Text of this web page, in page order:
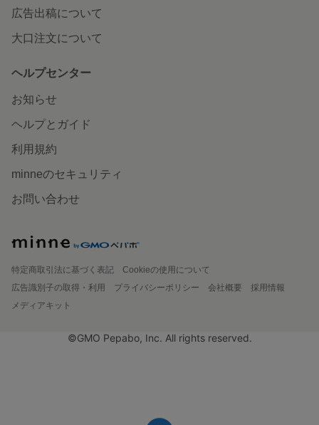
広告出稿について
大口注文について
ヘルプセンター
お知らせ
ヘルプとガイド
利用規約
minneのセキュリティ
お問い合わせ
特定商取引法に基づく表記
Cookieの使用について
広告識別子の取得・利用
プライバシーポリシー 会社概要
採用情報
メディアキット
©GMO Pepabo, Inc. All rights reserved.